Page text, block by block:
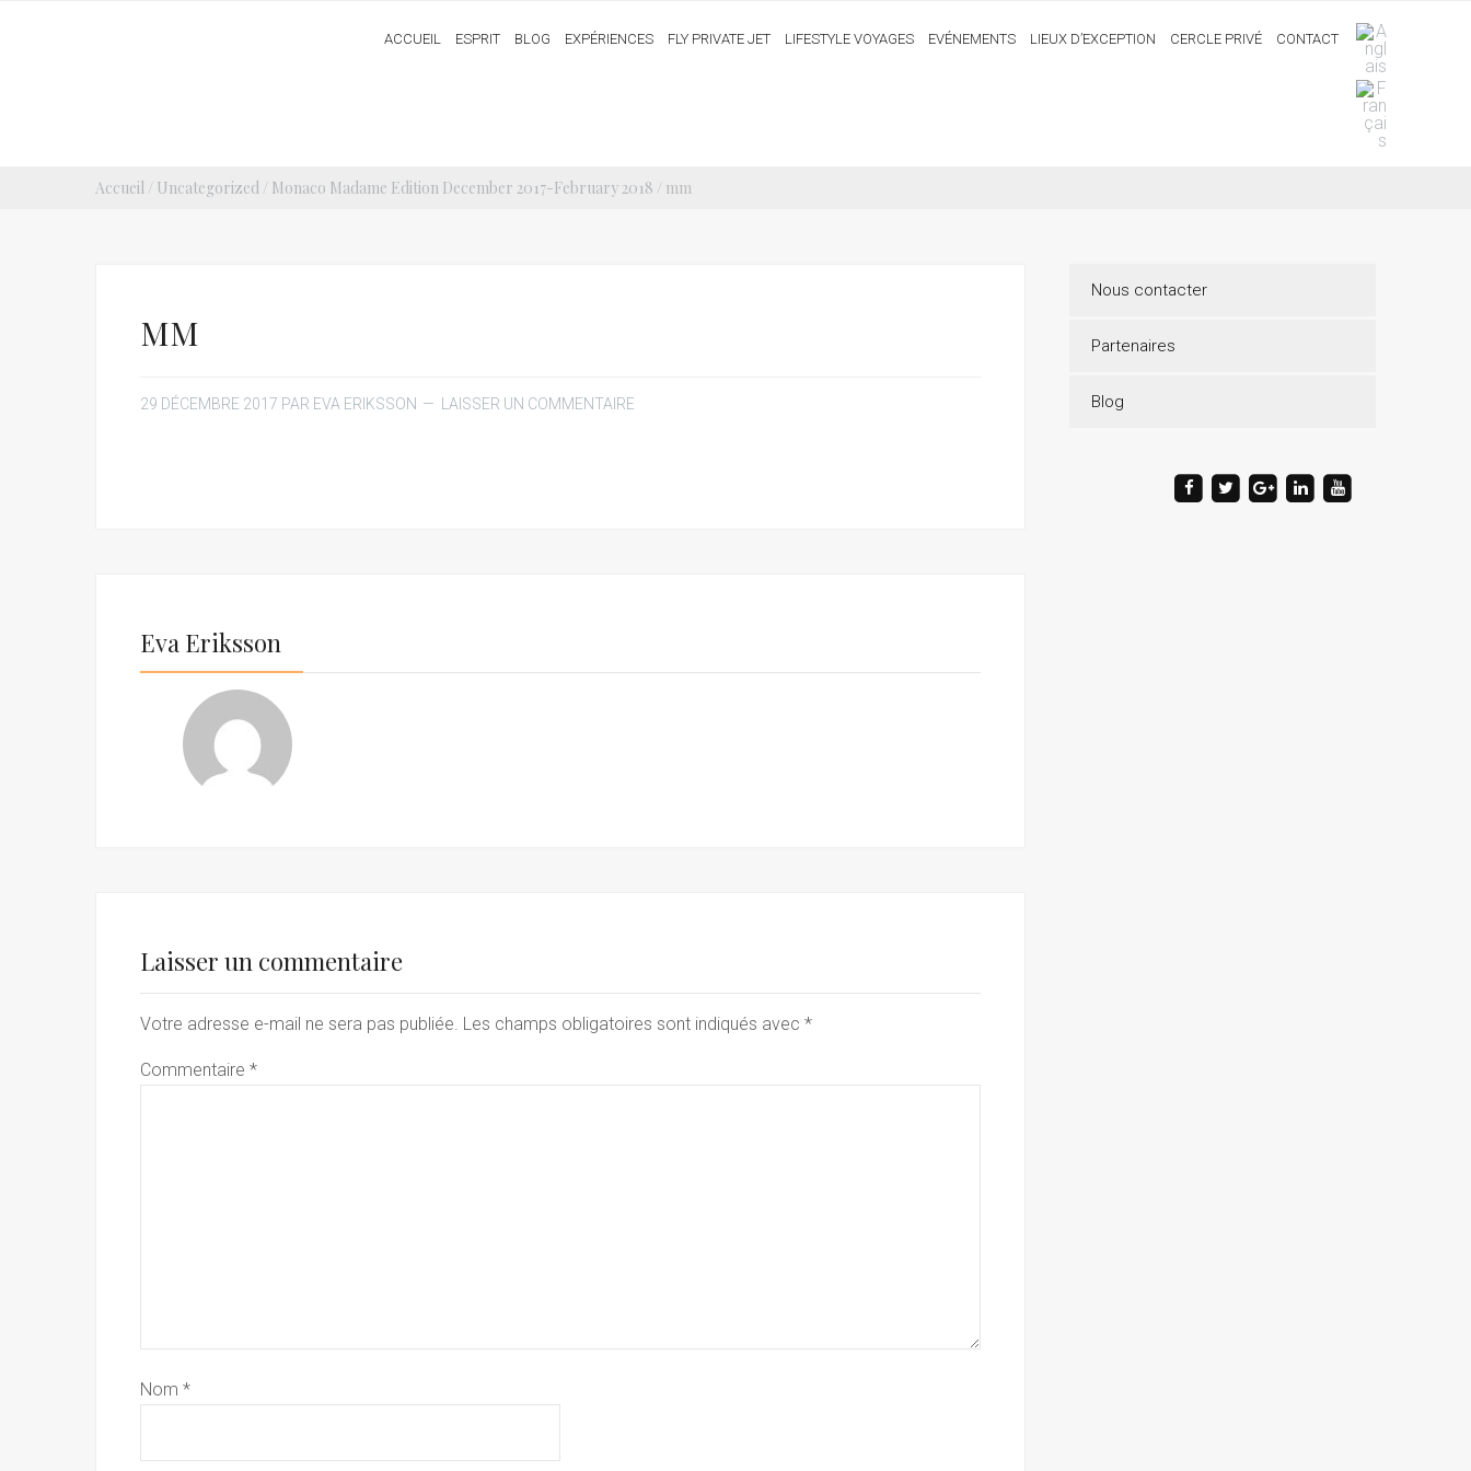
ACCUEIL ESPRIT BLOG EXPÉRIENCES FLY PRIVATE JET LIFESTYLE VOYAGES EVÉNEMENTS LIEUX D’EXCEPTION CERCLE PRIVÉ CONTACT
Accueil / Uncategorized / Monaco Madame Edition December 2017-February 2018 / mm
MM
29 DÉCEMBRE 2017 PAR EVA ERIKSSON LAISSER UN COMMENTAIRE
Eva Eriksson
Laisser un commentaire
Votre adresse e-mail ne sera pas publiée. Les champs obligatoires sont indiqués avec *
Commentaire *
Nom *
Nous contacter
Partenaires
Blog